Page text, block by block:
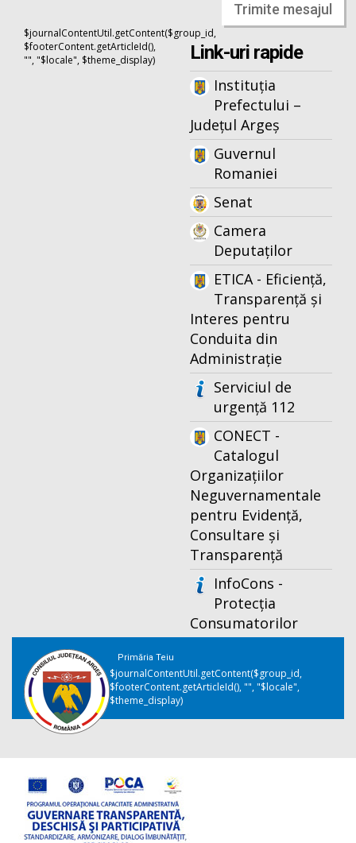
Trimite mesajul
$journalContentUtil.getContent($group_id,
$footerContent.getArticleId(),
"", "$locale", $theme_display)
Link-uri rapide
Instituția
Prefectului –
Județul Argeș
Guvernul
Romaniei
Senat
Camera
Deputaților
ETICA - Eficiență,
Transparență și
Interes pentru
Conduita din
Administrație
Serviciul de
urgență 112
CONECT -
Catalogul
Organizațiilor
Neguvernamentale
pentru Evidență,
Consultare și
Transparență
InfoCons -
Protecția
Consumatorilor
Primăria Teiu
$journalContentUtil.getContent($group_id,
$footerContent.getArticleId(), "", "$locale",
$theme_display)